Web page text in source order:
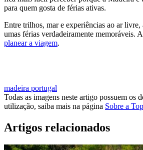
para quem gosta de férias ativas.
Entre trilhos, mar e experiências ao ar livre,
umas férias verdadeiramente memoráveis.
planear a viagem.
madeira portugal
Todas as imagens neste artigo possuem os
utilização, saiba mais na página Sobre a
Artigos relacionados